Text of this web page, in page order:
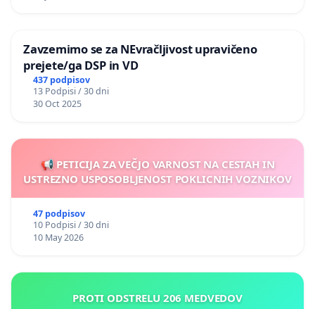
Zavzemimo se za NEvračljivost upravičeno
prejete/ga DSP in VD
437 podpisov
13 Podpisi / 30 dni
30 Oct 2025
📢 PETICIJA ZA VEČJO VARNOST NA CESTAH IN
USTREZNO USPOSOBLJENOST POKLICNIH VOZNIKOV
47 podpisov
10 Podpisi / 30 dni
10 May 2026
PROTI ODSTRELU 206 MEDVEDOV